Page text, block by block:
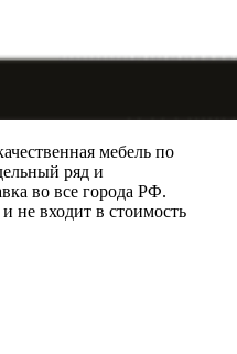
мебель по
ряд и
во все города РФ.
не входит в стоимость